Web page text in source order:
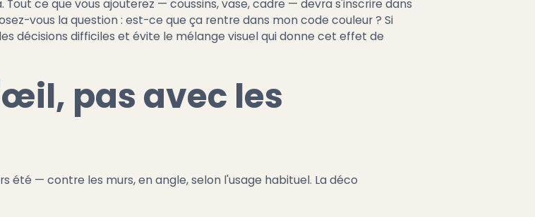
ce que vous ajouterez — coussins, vase, cadre — devra s'inscrire dans
vous la question : est-ce que ça rentre dans mon code couleur ? Si
décisions difficiles et évite le mélange visuel qui donne cet effet de
pas avec les
été — contre les murs, en angle, selon l'usage habituel. La déco